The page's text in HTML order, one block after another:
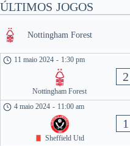
ÚLTIMOS JOGOS
Nottingham Forest
11 maio 2024 - 1:30 pm
Nottingham Forest
2
4 maio 2024 - 11:00 am
Sheffield Utd
1